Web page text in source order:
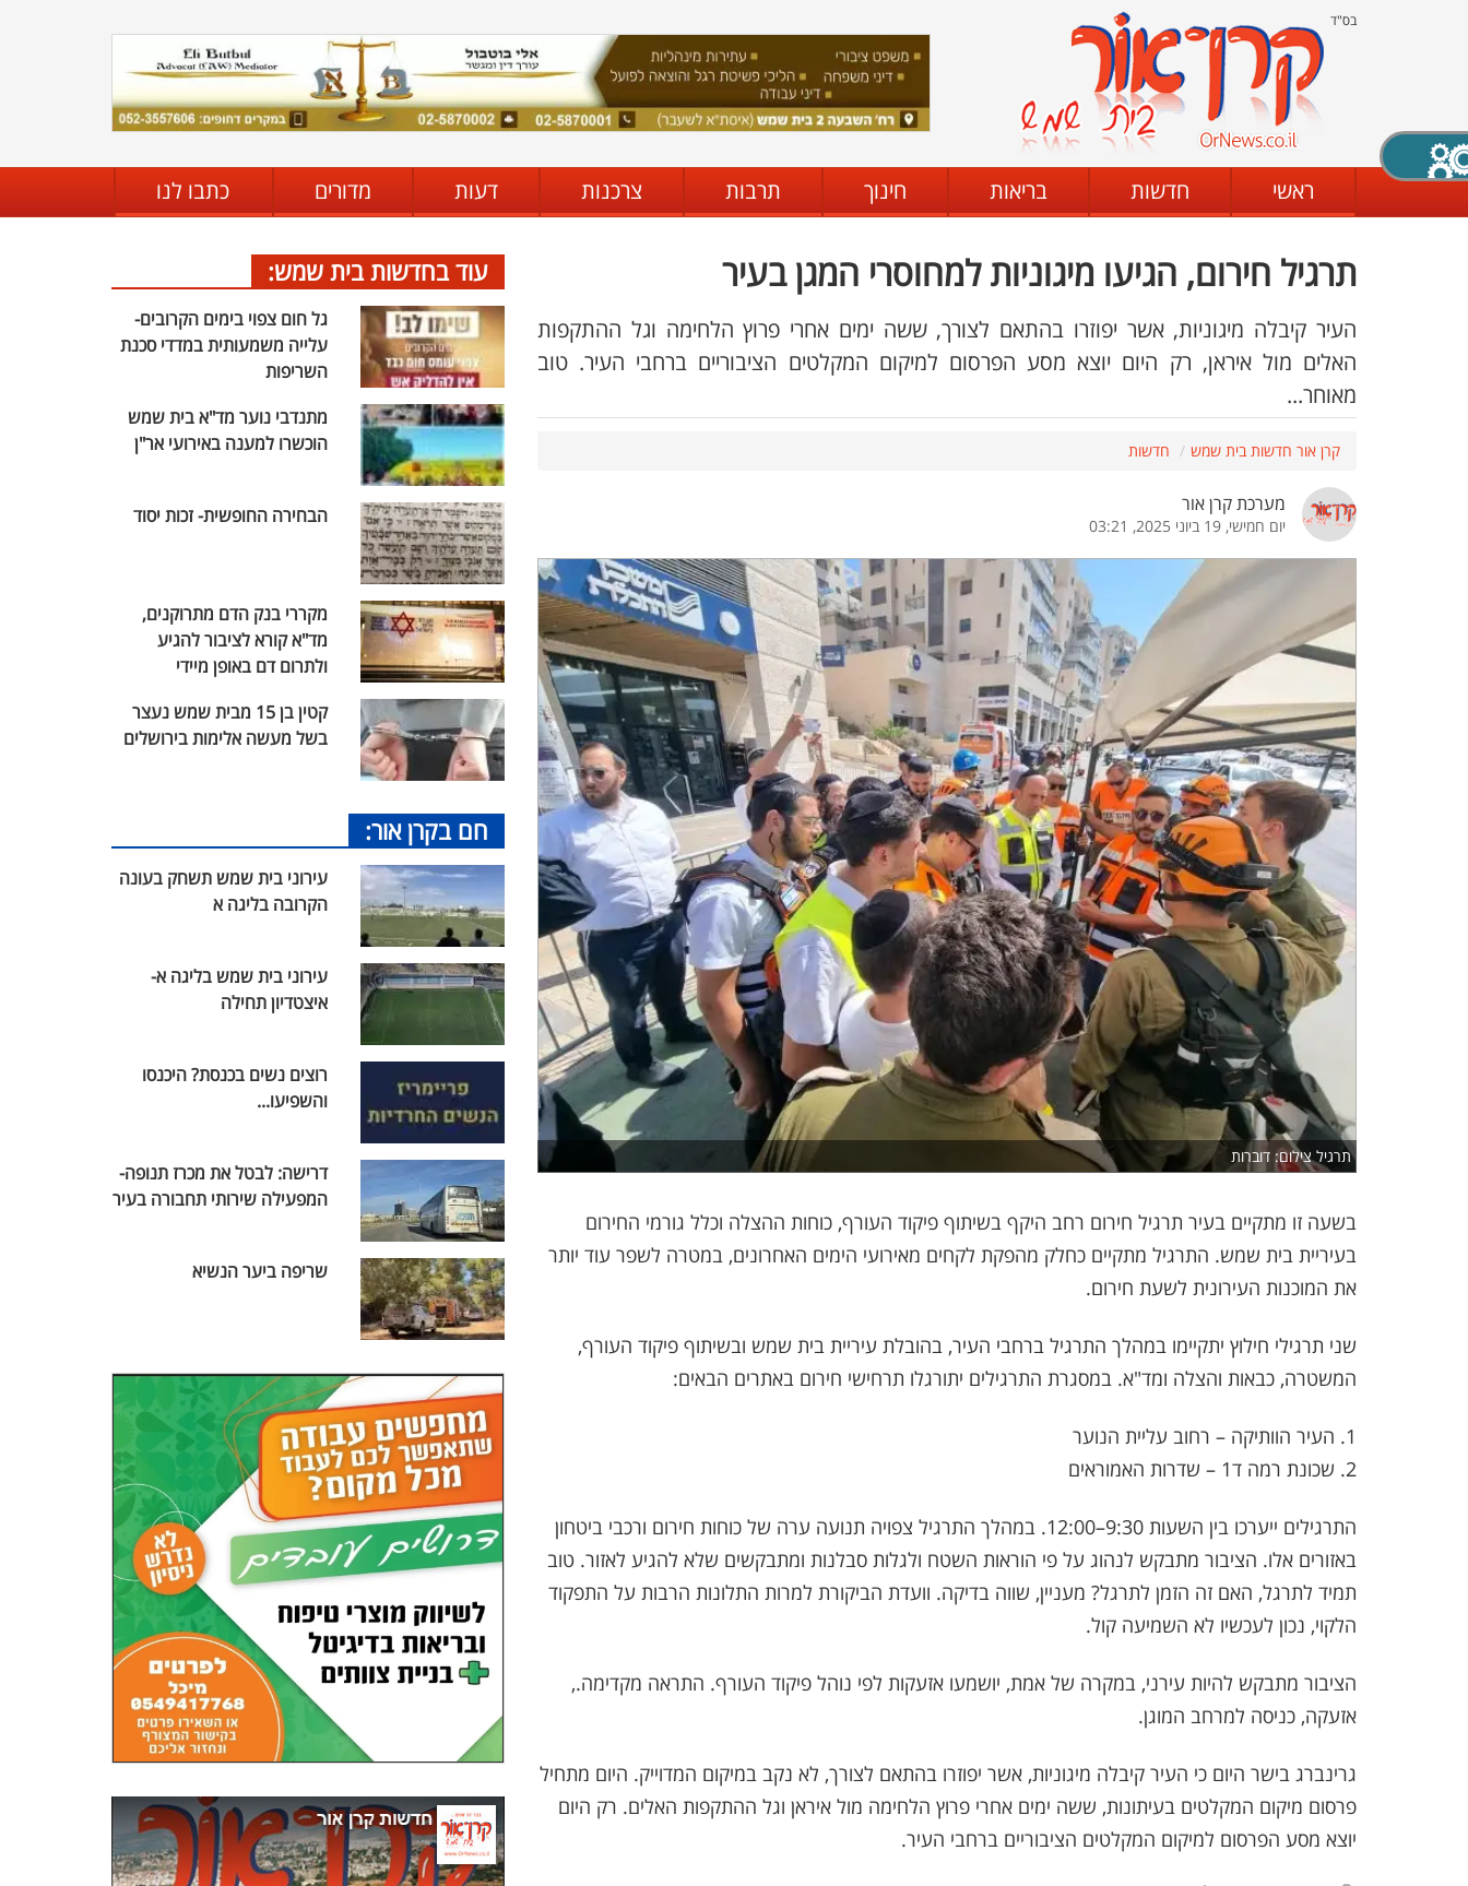
בס"ד
ראשי חדשות בריאות חינוך תרבות צרכנות דעות מדורים כתבו לנו
תרגיל חירום, הגיעו מיגוניות למחוסרי המגן בעיר
העיר קיבלה מיגוניות, אשר יפוזרו בהתאם לצורך, ששה ימים אחרי פרוץ הלחימה וגל ההתקפות
האלים מול איראן, רק היום יוצא מסע הפרסום למיקום המקלטים הציבוריים ברחבי העיר. טוב
מאוחר...
קרן אור חדשות בית שמש חדשות
מערכת קרן אור
יום חמישי, 19 ביוני 2025, 03:21
תרגיל צילום: דוברות
בשעה זו מתקיים בעיר תרגיל חירום רחב היקף בשיתוף פיקוד העורף, כוחות ההצלה וכלל גורמי החירום
בעיריית בית שמש. התרגיל מתקיים כחלק מהפקת לקחים מאירועי הימים האחרונים, במטרה לשפר עוד יותר
את המוכנות העירונית לשעת חירום.
שני תרגילי חילוץ יתקיימו במהלך התרגיל ברחבי העיר, בהובלת עיריית בית שמש ובשיתוף פיקוד העורף,
המשטרה, כבאות והצלה ומד"א. במסגרת התרגילים יתורגלו תרחישי חירום באתרים הבאים:
1. העיר הוותיקה – רחוב עליית הנוער
2. שכונת רמה ד1 – שדרות האמוראים
התרגילים ייערכו בין השעות 9:30–12:00. במהלך התרגיל צפויה תנועה ערה של כוחות חירום ורכבי ביטחון
באזורים אלו. הציבור מתבקש לנהוג על פי הוראות השטח ולגלות סבלנות ומתבקשים שלא להגיע לאזור. טוב
תמיד לתרגל, האם זה הזמן לתרגל? מעניין, שווה בדיקה. וועדת הביקורת למרות התלונות הרבות על התפקוד
הלקוי, נכון לעכשיו לא השמיעה קול.
הציבור מתבקש להיות עירני, במקרה של אמת, יושמעו אזעקות לפי נוהל פיקוד העורף. התראה מקדימה.,
אזעקה, כניסה למרחב המוגן.
גרינברג בישר היום כי העיר קיבלה מיגוניות, אשר יפוזרו בהתאם לצורך, לא נקב במיקום המדוייק. היום מתחיל
פרסום מיקום המקלטים בעיתונות, ששה ימים אחרי פרוץ הלחימה מול איראן וגל ההתקפות האלים. רק היום
יוצא מסע הפרסום למיקום המקלטים הציבוריים ברחבי העיר.
עוד בחדשות בית שמש:
גל חום צפוי בימים הקרובים-
עלייה משמעותית במדדי סכנת
השריפות
מתנדבי נוער מד"א בית שמש
הוכשרו למענה באירועי אר"ן
הבחירה החופשית- זכות יסוד
מקררי בנק הדם מתרוקנים,
מד"א קורא לציבור להגיע
ולתרום דם באופן מיידי
קטין בן 15 מבית שמש נעצר
בשל מעשה אלימות בירושלים
חם בקרן אור:
עירוני בית שמש תשחק בעונה
הקרובה בליגה א
עירוני בית שמש בליגה א-
איצטדיון תחילה
רוצים נשים בכנסת? היכנסו
והשפיעו...
דרישה: לבטל את מכרז תנופה-
המפעילה שירותי תחבורה בעיר
שריפה ביער הנשיא
X סגירה
מצב שחור - לבן קביעת ניגודיות
גופן קריא
הדגשת קישורים הדגשת כותרות
כיבוי הבהובים התאמת קריאה